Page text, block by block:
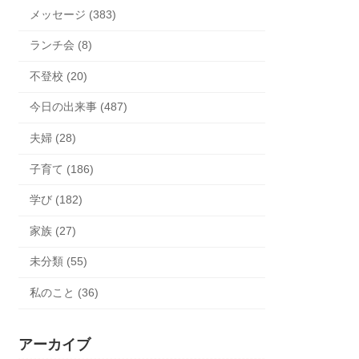
メッセージ (383)
ランチ会 (8)
不登校 (20)
今日の出来事 (487)
夫婦 (28)
子育て (186)
学び (182)
家族 (27)
未分類 (55)
私のこと (36)
アーカイブ